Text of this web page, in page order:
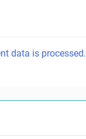
data is processed.